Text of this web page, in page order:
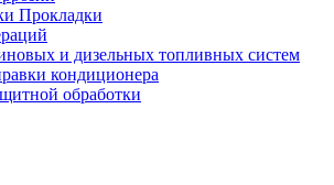
Прокладки
и дизельных топливных систем
кондиционера
обработки